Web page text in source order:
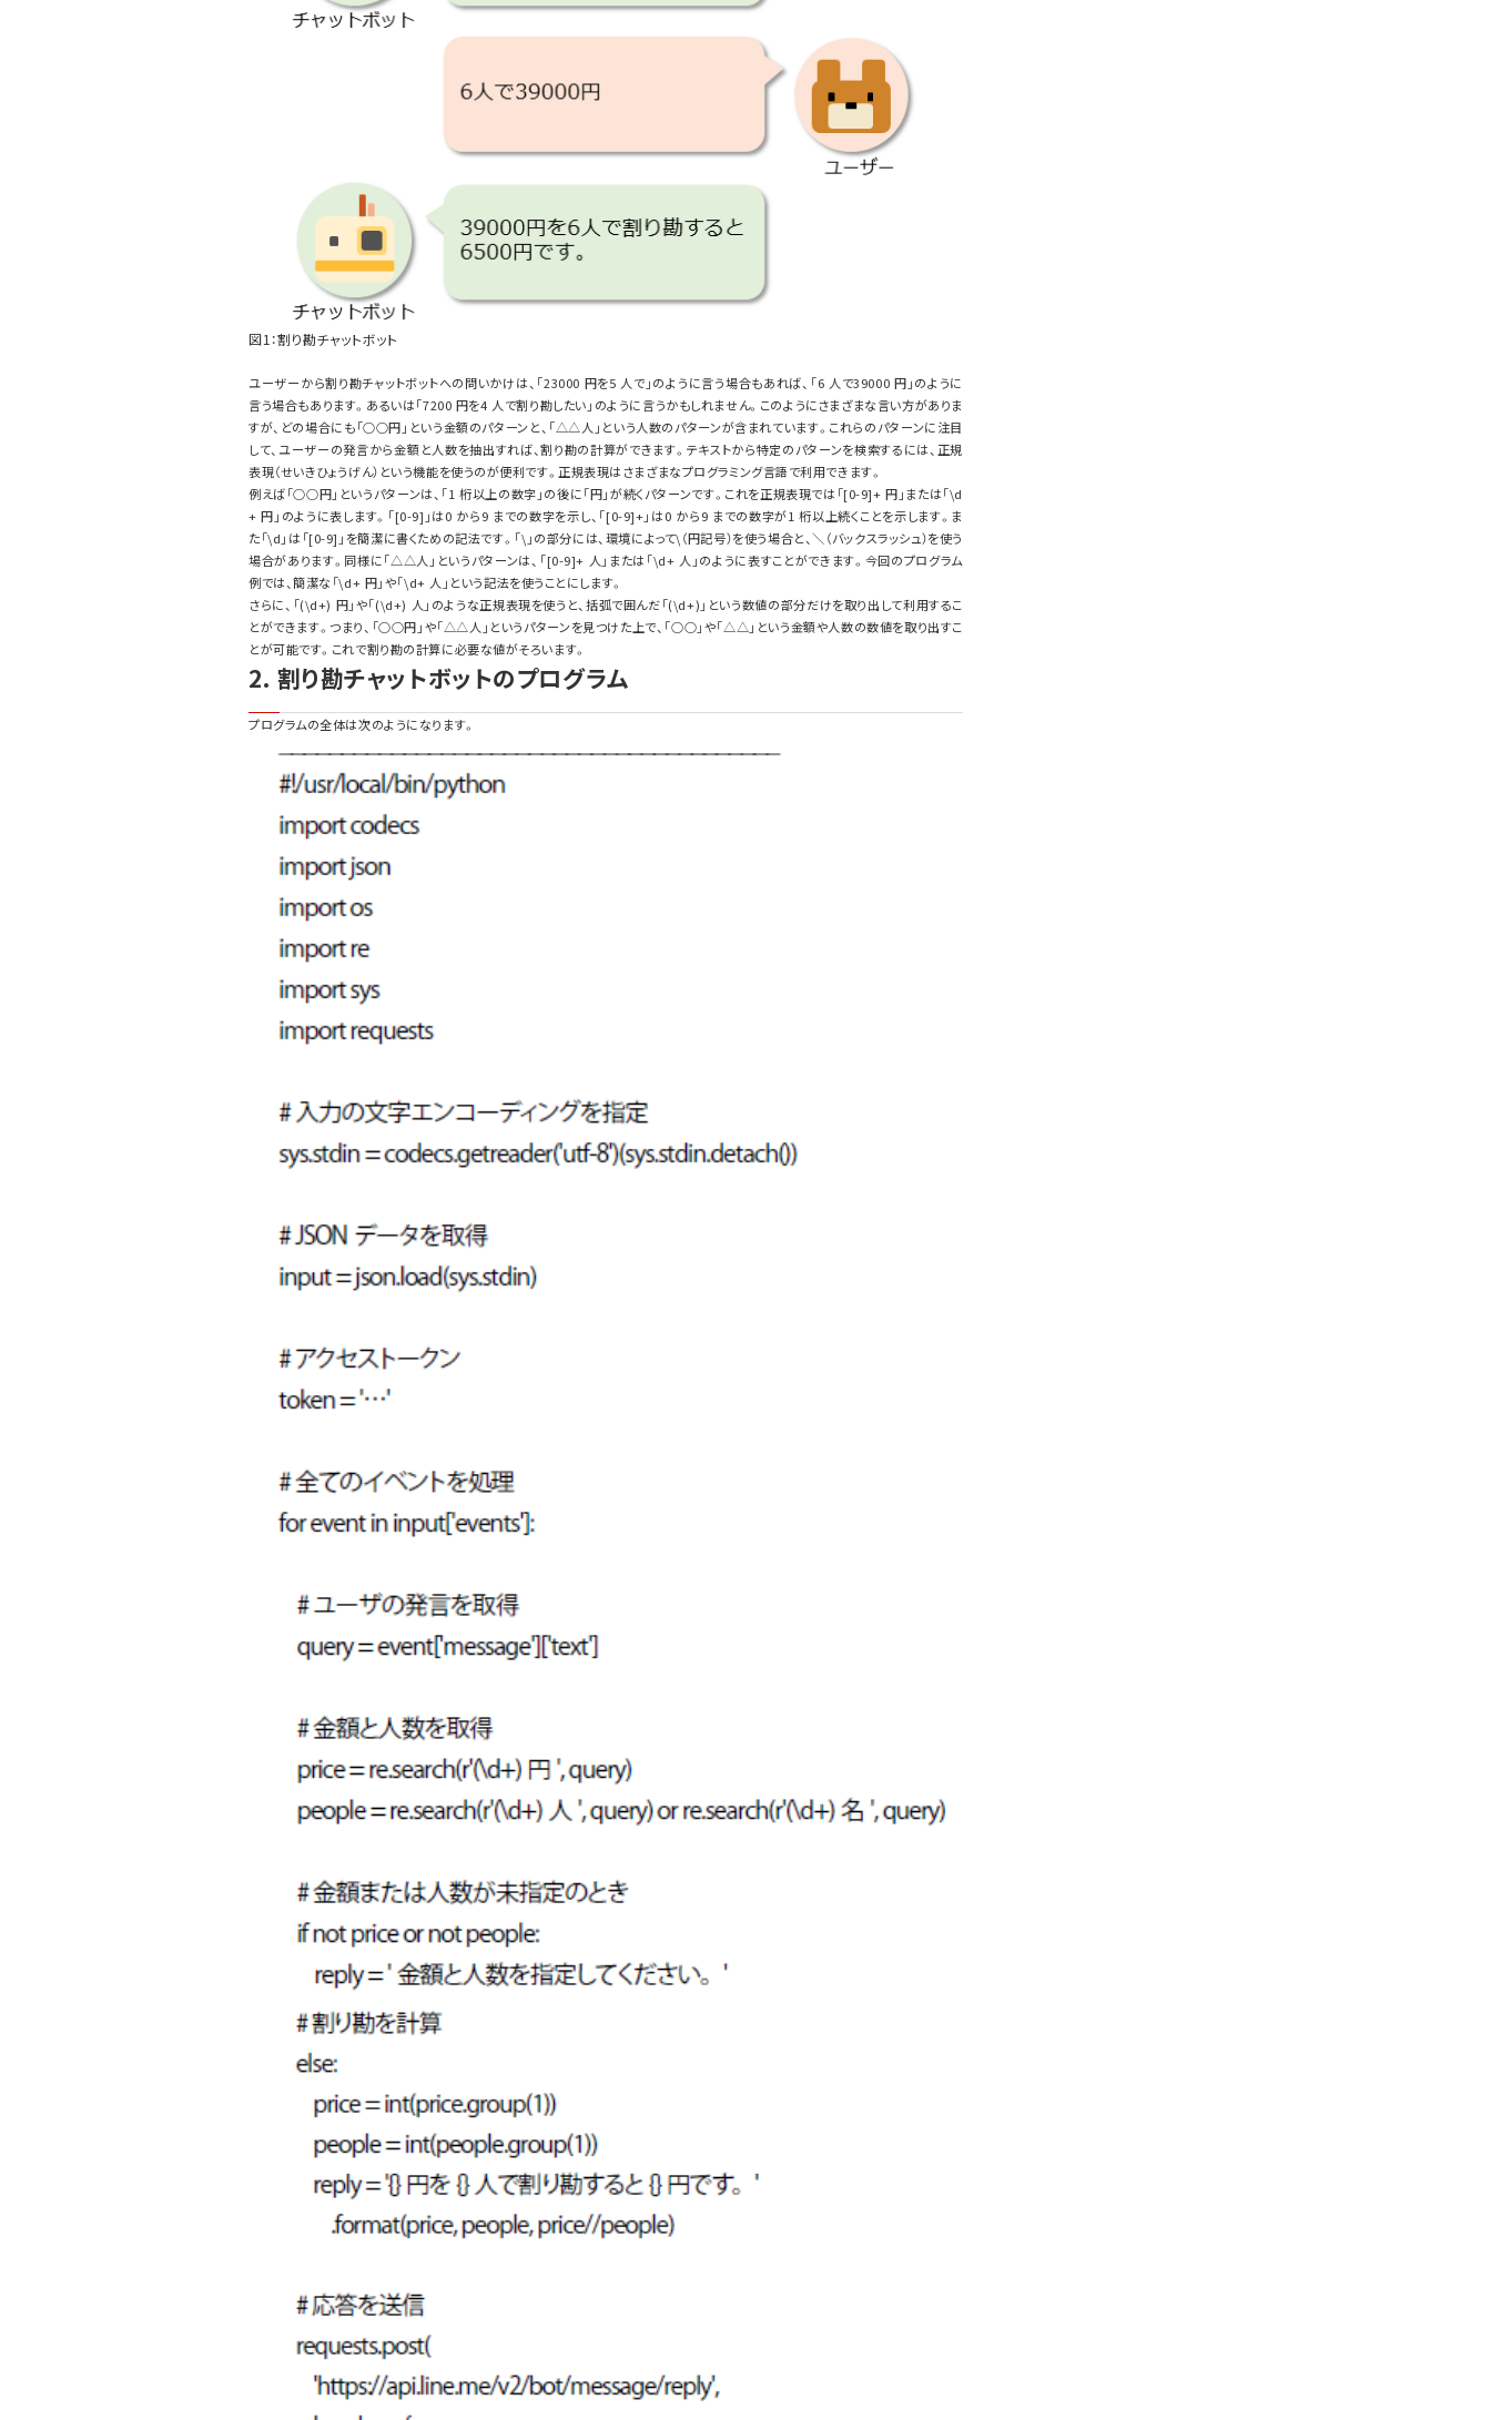
図1：割り勘チャットボット
ユーザーから割り勘チャットボットへの問いかけは、「23000 円を5 人で」のように言う場合もあれば、「6 人で39000 円」のように
言う場合もあります。あるいは「7200 円を4 人で割り勘したい」のように言うかもしれません。このようにさまざまな言い方がありま
すが、どの場合にも「○○円」という金額のパターンと、「△△人」という人数のパターンが含まれています。これらのパターンに注目
して、ユーザーの発言から金額と人数を抽出すれば、割り勘の計算ができます。テキストから特定のパターンを検索するには、正規
表現（せいきひょうげん）という機能を使うのが便利です。正規表現はさまざまなプログラミング言語で利用できます。
例えば「○○円」というパターンは、「1 桁以上の数字」の後に「円」が続くパターンです。これを正規表現では「[0-9]+ 円」または「\d
+ 円」のように表します。「[0-9]」は0 から9 までの数字を示し、「[0-9]+」は0 から9 までの数字が1 桁以上続くことを示します。ま
た「\d」は「[0-9]」を簡潔に書くための記法です。「\」の部分には、環境によって\（円記号）を使う場合と、＼（バックスラッシュ）を使う
場合があります。同様に「△△人」というパターンは、「[0-9]+ 人」または「\d+ 人」のように表すことができます。今回のプログラム
例では、簡潔な「\d+ 円」や「\d+ 人」という記法を使うことにします。
さらに、「(\d+) 円」や「(\d+) 人」のような正規表現を使うと、括弧で囲んだ「(\d+)」という数値の部分だけを取り出して利用するこ
とができます。つまり、「○○円」や「△△人」というパターンを見つけた上で、「○○」や「△△」という金額や人数の数値を取り出すこ
とが可能です。これで割り勘の計算に必要な値がそろいます。
2. 割り勘チャットボットのプログラム
プログラムの全体は次のようになります。